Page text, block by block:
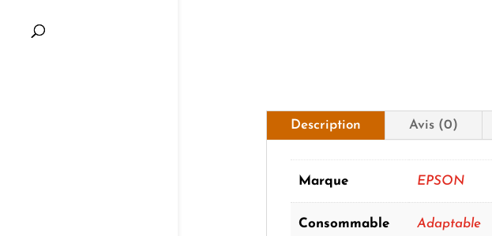
Description Avis (0)
Marque EPSON
Consommable Adaptable